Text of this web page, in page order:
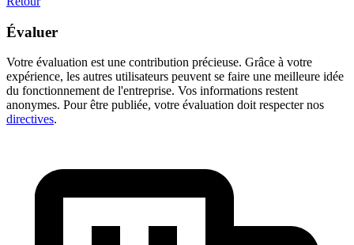
Évaluer
Votre évaluation est une contribution précieuse. Grâce à votre
expérience, les autres utilisateurs peuvent se faire une meilleure idée
du fonctionnement de l'entreprise. Vos informations restent
anonymes. Pour être publiée, votre évaluation doit respecter nos
directives.